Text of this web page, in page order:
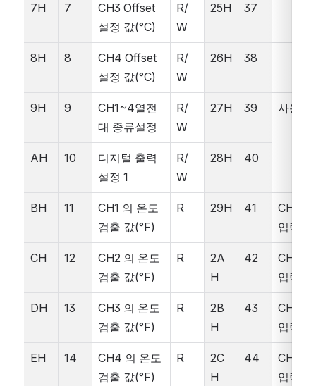
7H 7
CH3 Offset
설정 값(°C)
R/
W
25H 37
8H 8
CH4 Offset
설정 값(°C)
R/
W
26H 38
9H 9
CH1~4열전
대 종류설정
R/
W
27H 39 사용금
AH 10
디지털 출력
설정 1
R/
W
28H 40
BH 11
CH1 의 온도
검출 값(°F)
R 29H 41
CH1
입력 값
CH 12
CH2 의 온도
검출 값(°F)
R
2A
H
42
CH2
입력 값
DH 13
CH3 의 온도
검출 값(°F)
R
2B
H
43
CH3
입력 값
EH 14
CH4 의 온도
검출 값(°F)
R
2C
H
44
CH4
입력 값